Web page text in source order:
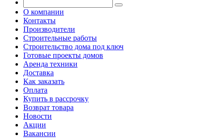
О компании
Контакты
Производители
Строительные работы
Строительство дома под ключ
Готовые проекты домов
Аренда техники
Доставка
Как заказать
Оплата
Купить в рассрочку
Возврат товара
Новости
Акции
Вакансии